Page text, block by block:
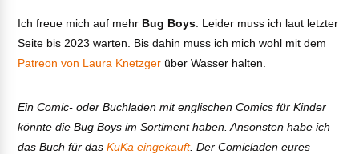
Ich freue mich auf mehr Bug Boys . Leider muss ich laut letzter
Seite bis 2023 warten. Bis dahin muss ich mich wohl mit dem
Patreon von Laura Knetzger über Wasser halten.
Ein Comic- oder Buchladen mit englischen Comics für Kinder
könnte die Bug Boys im Sortiment haben. Ansonsten habe ich
das Buch für dasKuKa eingekauft. Der Comicladen eures